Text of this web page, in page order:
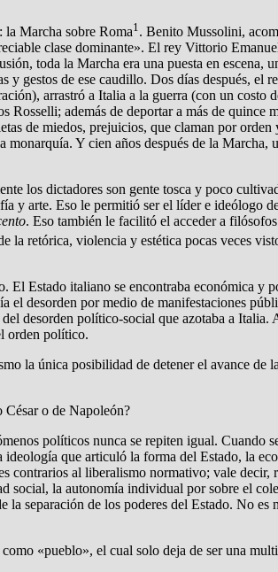
la Marcha sobre Roma1 . Benito Mussolini,
clase dominante». El rey Vittorio
toda la Marcha era una puesta en escena,
gestos de ese caudillo. Dos días después, el
arrastró a Italia a la guerra (con un costo
además de deportar a más de quince
de miedos, prejuicios, que claman por orden
Y cien años después de la Marcha,
los dictadores son gente tosca y poco
y arte. Eso le permitió ser el líder e ideólogo
. Eso también le facilitó el acceder a
la retórica, violencia y estética pocas veces
Estado italiano se encontraba económica y
desorden por medio de manifestaciones
desorden político-social que azotaba a Italia.
orden político.
la única posibilidad de detener el avance de
César o de Napoleón?
políticos nunca se repiten igual. Cuando
ideología que articuló la forma del Estado, la
contrarios al liberalismo normativo; vale decir,
social, la autonomía individual por sobre el
separación de los poderes del Estado. No es
«pueblo», el cual solo deja de ser una